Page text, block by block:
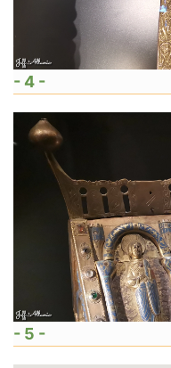
- 4 -
- 5 -